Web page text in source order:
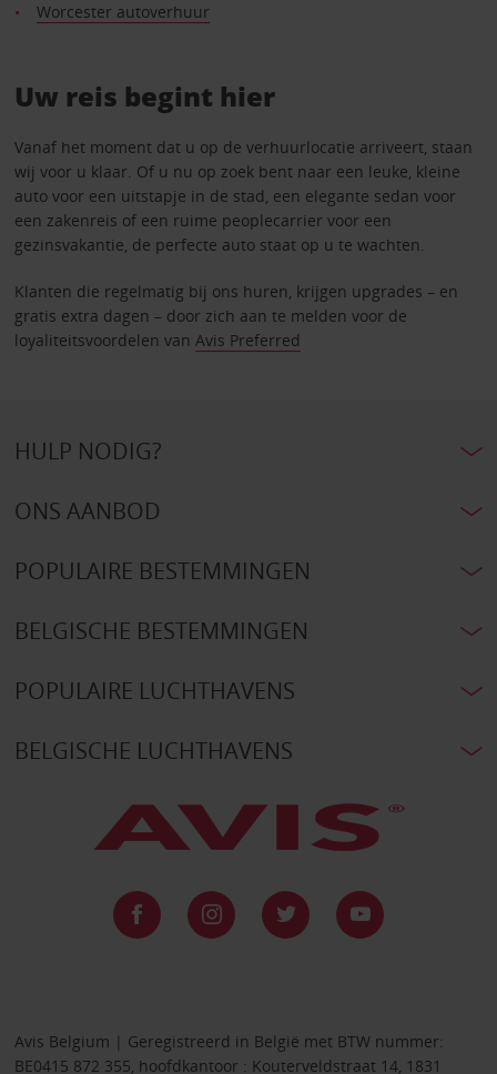
Worcester autoverhuur
Uw reis begint hier
Vanaf het moment dat u op de verhuurlocatie arriveert, staan
wij voor u klaar. Of u nu op zoek bent naar een leuke, kleine
auto voor een uitstapje in de stad, een elegante sedan voor
een zakenreis of een ruime peoplecarrier voor een
gezinsvakantie, de perfecte auto staat op u te wachten.
Klanten die regelmatig bij ons huren, krijgen upgrades – en
gratis extra dagen – door zich aan te melden voor de
loyaliteitsvoordelen van Avis Preferred
HULP NODIG?
ONS AANBOD
POPULAIRE BESTEMMINGEN
BELGISCHE BESTEMMINGEN
POPULAIRE LUCHTHAVENS
BELGISCHE LUCHTHAVENS
Avis Belgium | Geregistreerd in België met BTW nummer:
BE0415 872 355, hoofdkantoor : Kouterveldstraat 14, 1831